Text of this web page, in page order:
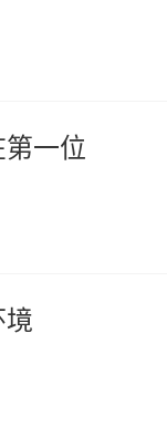
一位
境